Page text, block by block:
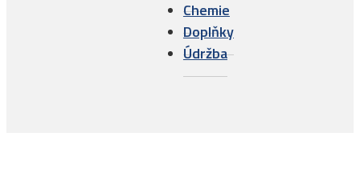
Chemie
Doplňky
Údržba